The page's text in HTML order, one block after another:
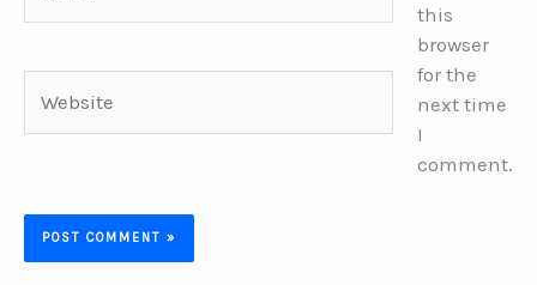
this
browser
for the
next time
I
comment.